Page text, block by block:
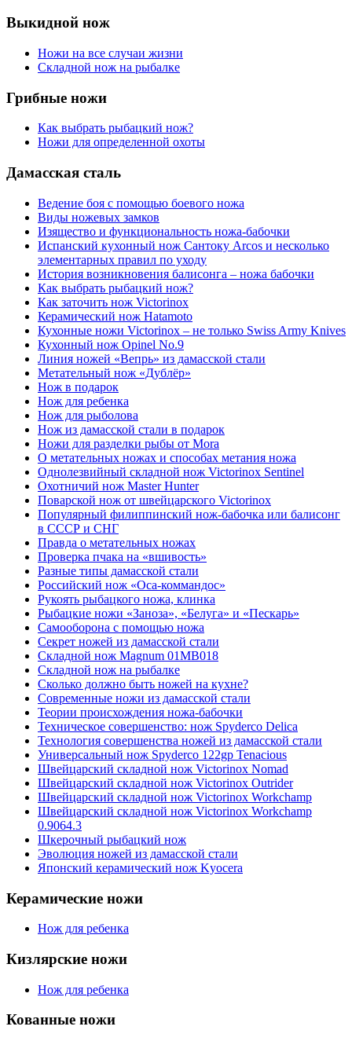
Выкидной нож
Ножи на все случаи жизни
Складной нож на рыбалке
Грибные ножи
Как выбрать рыбацкий нож?
Ножи для определенной охоты
Дамасская сталь
Ведение боя с помощью боевого ножа
Виды ножевых замков
Изящество и функциональность ножа-бабочки
Испанский кухонный нож Сантоку Arcos и несколько
элементарных правил по уходу
История возникновения балисонга – ножа бабочки
Как выбрать рыбацкий нож?
Как заточить нож Victorinox
Керамический нож Hatamoto
Кухонные ножи Victorinox – не только Swiss Army Knives
Кухонный нож Opinel No.9
Линия ножей «Вепрь» из дамасской стали
Метательный нож «Дублёр»
Нож в подарок
Нож для ребенка
Нож для рыболова
Нож из дамасской стали в подарок
Ножи для разделки рыбы от Mora
О метательных ножах и способах метания ножа
Однолезвийный складной нож Victorinox Sentinel
Охотничий нож Master Hunter
Поварской нож от швейцарского Victorinox
Популярный филиппинский нож-бабочка или балисонг
в СССР и СНГ
Правда о метательных ножах
Проверка пчака на «вшивость»
Разные типы дамасской стали
Российский нож «Оса-коммандос»
Рукоять рыбацкого ножа, клинка
Рыбацкие ножи «Заноза», «Белуга» и «Пескарь»
Самооборона с помощью ножа
Секрет ножей из дамасской стали
Складной нож Magnum 01MB018
Складной нож на рыбалке
Сколько должно быть ножей на кухне?
Современные ножи из дамасской стали
Теории происхождения ножа-бабочки
Техническое совершенство: нож Spyderco Delica
Технология совершенства ножей из дамасской стали
Универсальный нож Spyderco 122gp Tenacious
Швейцарский складной нож Victorinox Nomad
Швейцарский складной нож Victorinox Outrider
Швейцарский складной нож Victorinox Workchamp
Швейцарский складной нож Victorinox Workchamp
0.9064.3
Шкерочный рыбацкий нож
Эволюция ножей из дамасской стали
Японский керамический нож Kyocera
Керамические ножи
Нож для ребенка
Кизлярские ножи
Нож для ребенка
Кованные ножи